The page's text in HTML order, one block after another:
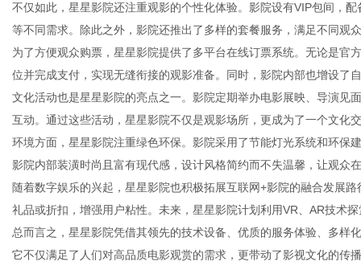
不仅如此，星星影院还注重观影的个性化体验。影院设有VIP包间，
等不同需求。除此之外，影院还推出了多样的套餐服务，满足不同观
为了方便观众购票，星星影院提供了多平台在线订票系统。无论是官
位并完成支付，实现无缝衔接的观影准备。同时，影院内部也增设了
文化活动也是星星影院的亮点之一。影院定期举办电影展映、导演见
互动。通过这些活动，星星影院不仅是观影场所，更成为了一个文化
环境方面，星星影院注重绿色环保。影院采用了节能灯光系统和环保
影院内部装潢时尚且富有现代感，设计风格简约而不失温馨，让观众
随着数字娱乐的兴起，星星影院也积极拓展互联网+影院的融合发展
礼品或折扣，增强用户粘性。未来，星星影院计划利用VR、AR技术
总而言之，星星影院凭借其领先的技术设备、优质的服务体验、多样
它不仅满足了人们对高品质电影观赏的需求，更带动了影视文化的传